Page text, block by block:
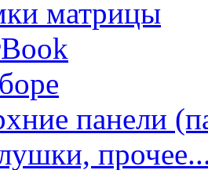
матрицы
панели